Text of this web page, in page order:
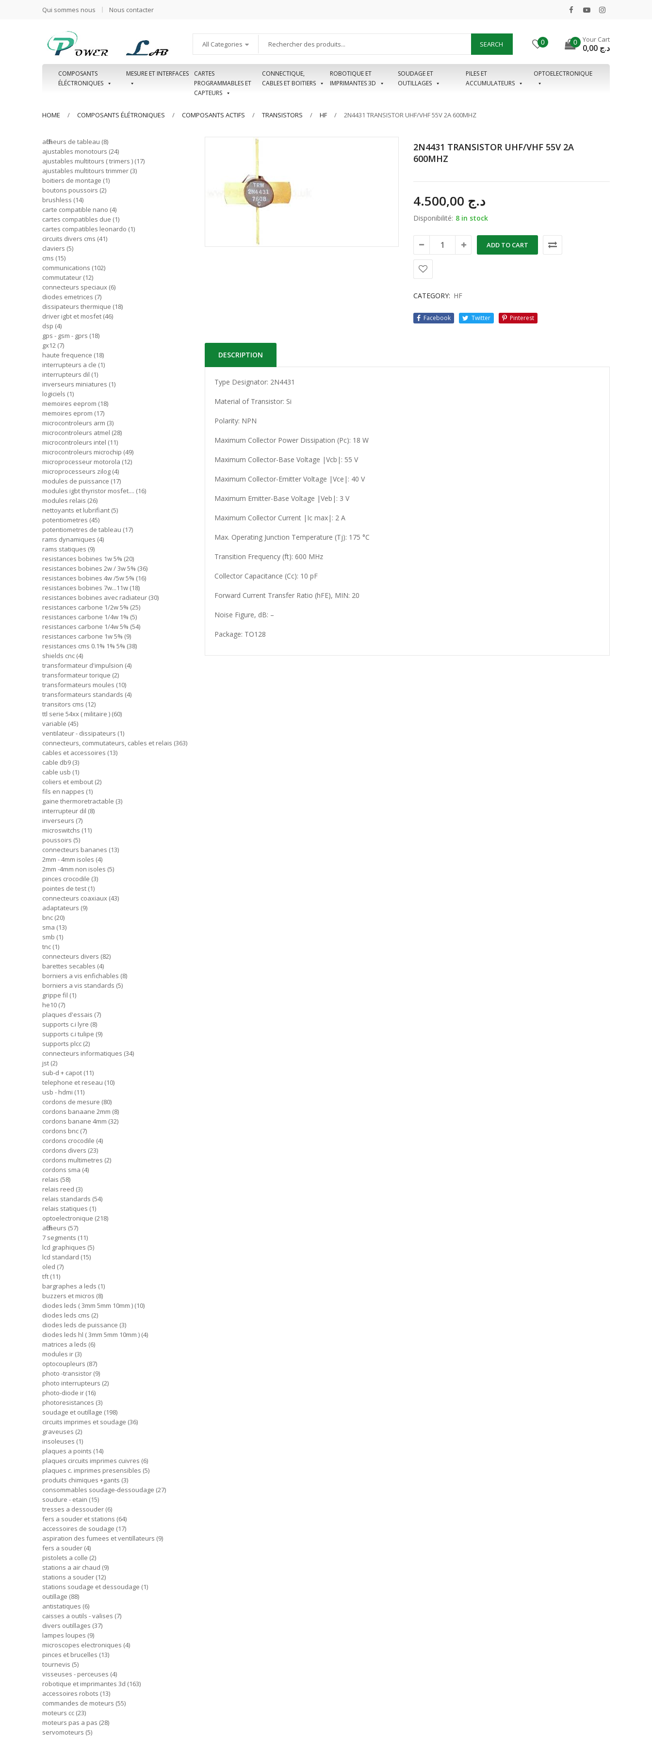
Qui sommes nous Nous contacter
All Categories SEARCH 0 0 Your Cart
د.ج
COMPOSANTS
ÉLÉCTRONIQUES
MESURE ET INTERFACES
CARTES
PROGRAMMABLES ET
CAPTEURS
CONNECTIQUE,
CABLES ET BOITIERS
ROBOTIQUE ET
IMPRIMANTES 3D
SOUDAGE ET
OUTILLAGES
PILES ET
ACCUMULATEURS
OPTOELECTRONIQUE
HOME COMPOSANTS ÉLÉTRONIQUES COMPOSANTS ACTIFS TRANSISTORS HF 2N4431 TRANSISTOR UHF/VHF 55V 2A 600MHZ
2N4431 TRANSISTOR UHF/VHF 55V 2A
600MHZ
د.ج
Disponibilité: 8 in stock
ADD TO CART
CATEGORY: HF
Facebook Twitter Pinterest
DESCRIPTION
Type Designator: 2N4431
Material of Transistor: Si
Polarity: NPN
Maximum Collector Power Dissipation (Pc): 18 W
Maximum Collector-Base Voltage |Vcb|: 55 V
Maximum Collector-Emitter Voltage |Vce|: 40 V
Maximum Emitter-Base Voltage |Veb|: 3 V
Maximum Collector Current |Ic max|: 2 A
Max. Operating Junction Temperature (Tj): 175 °C
Transition Frequency (ft): 600 MHz
Collector Capacitance (Cc): 10 pF
Forward Current Transfer Ratio (hFE), MIN: 20
Noise Figure, dB: –
Package: TO128
afficheurs de tableau 8
ajustables monotours 24
ajustables multitours ( trimers ) 17
ajustables multitours trimmer 3
boitiers de montage 1
boutons poussoirs 2
brushless 14
carte compatible nano 4
cartes compatibles due 1
cartes compatibles leonardo 1
circuits divers cms 41
claviers 5
cms 15
communications 102
commutateur 12
connecteurs speciaux 6
diodes emetrices 7
dissipateurs thermique 18
driver igbt et mosfet 46
dsp 4
gps - gsm - gprs 18
gx12 7
haute frequence 18
interrupteurs a cle 1
interrupteurs dil 1
inverseurs miniatures 1
logiciels 1
memoires eeprom 18
memoires eprom 17
microcontroleurs arm 3
microcontroleurs atmel 28
microcontroleurs intel 11
microcontroleurs microchip 49
microprocesseur motorola 12
microprocesseurs zilog 4
modules de puissance 17
modules igbt thyristor mosfet.... 16
modules relais 26
nettoyants et lubrifiant 5
potentiometres 45
potentiometres de tableau 17
rams dynamiques 4
rams statiques 9
resistances bobines 1w 5% 20
resistances bobines 2w / 3w 5% 36
resistances bobines 4w /5w 5% 16
resistances bobines 7w...11w 18
resistances bobines avec radiateur 30
resistances carbone 1/2w 5% 25
resistances carbone 1/4w 1% 5
resistances carbone 1/4w 5% 54
resistances carbone 1w 5% 9
resistances cms 0.1% 1% 5% 38
shields cnc 4
transformateur d'impulsion 4
transformateur torique 2
transformateurs moules 10
transformateurs standards 4
transitors cms 12
ttl serie 54xx ( militaire ) 60
variable 45
ventilateur - dissipateurs 1
connecteurs, commutateurs, cables et relais 363
cables et accessoires 13
cable db9 3
cable usb 1
coliers et embout 2
fils en nappes 1
gaine thermoretractable 3
interrupteur dil 8
inverseurs 7
microswitchs 11
poussoirs 5
connecteurs bananes 13
2mm - 4mm isoles 4
2mm -4mm non isoles 5
pinces crocodile 3
pointes de test 1
connecteurs coaxiaux 43
adaptateurs 9
bnc 20
sma 13
smb 1
tnc 1
connecteurs divers 82
barettes secables 4
borniers a vis enfichables 8
borniers a vis standards 5
grippe fil 1
he10 7
plaques d'essais 7
supports c.i lyre 8
supports c.i tulipe 9
supports plcc 2
connecteurs informatiques 34
jst 2
sub-d + capot 11
telephone et reseau 10
usb - hdmi 11
cordons de mesure 80
cordons banaane 2mm 8
cordons banane 4mm 32
cordons bnc 7
cordons crocodile 4
cordons divers 23
cordons multimetres 2
cordons sma 4
relais 58
relais reed 3
relais standards 54
relais statiques 1
optoelectronique 218
afficheurs 57
7 segments 11
lcd graphiques 5
lcd standard 15
oled 7
tft 11
bargraphes a leds 1
buzzers et micros 8
diodes leds ( 3mm 5mm 10mm ) 10
diodes leds cms 2
diodes leds de puissance 3
diodes leds hl ( 3mm 5mm 10mm ) 4
matrices a leds 6
modules ir 3
optocoupleurs 87
photo -transistor 9
photo interrupteurs 2
photo-diode ir 16
photoresistances 3
soudage et outillage 198
circuits imprimes et soudage 36
graveuses 2
insoleuses 1
plaques a points 14
plaques circuits imprimes cuivres 6
plaques c. imprimes presensibles 5
produits chimiques +gants 3
consommables soudage-dessoudage 27
soudure - etain 15
tresses a dessouder 6
fers a souder et stations 64
accessoires de soudage 17
aspiration des fumees et ventillateurs 9
fers a souder 4
pistolets a colle 2
stations a air chaud 9
stations a souder 12
stations soudage et dessoudage 1
outillage 88
antistatiques 6
caisses a outils - valises 7
divers outillages 37
lampes loupes 9
microscopes electroniques 4
pinces et brucelles 13
tournevis 5
visseuses - perceuses 4
robotique et imprimantes 3d 163
accessoires robots 13
commandes de moteurs 55
moteurs cc 23
moteurs pas a pas 28
servomoteurs 5